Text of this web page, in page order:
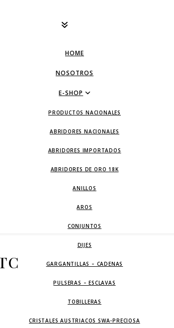
HOME
NOSOTROS
E-SHOP
PRODUCTOS NACIONALES
ABRIDORES NACIONALES
ABRIDORES IMPORTADOS
ABRIDORES DE ORO 18K
ANILLOS
AROS
CONJUNTOS
DIJES
GARGANTILLAS – CADENAS
PULSERAS – ESCLAVAS
TOBILLERAS
CRISTALES AUSTRIACOS SWA-PRECIOSA